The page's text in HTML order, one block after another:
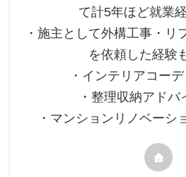
て計5年ほど就業
・施主として外構工事・リ
を依頼した経験
・インテリアコー
・整理収納アドバ
・マンションリノベーシ